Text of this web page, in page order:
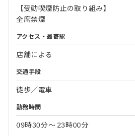
【受動喫煙防止の取り組み】
全席禁煙
アクセス・最寄駅
店舗による
交通手段
徒歩／電車
勤務時間
09時30分〜 23時00分